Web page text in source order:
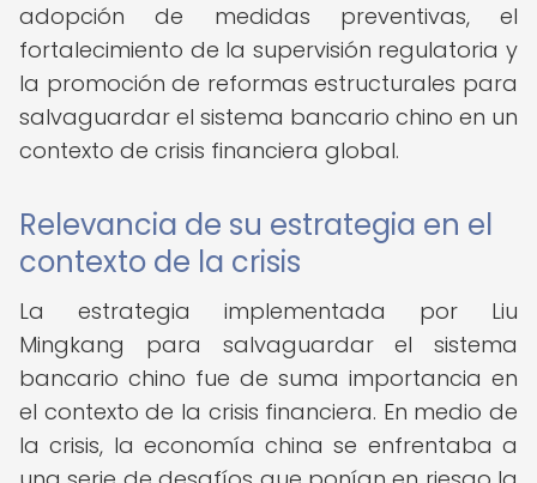
adopción de medidas preventivas, el
fortalecimiento de la supervisión regulatoria y
la promoción de reformas estructurales para
salvaguardar el sistema bancario chino en un
contexto de crisis financiera global.
Relevancia de su estrategia en el
contexto de la crisis
La estrategia implementada por Liu
Mingkang para salvaguardar el sistema
bancario chino fue de suma importancia en
el contexto de la crisis financiera. En medio de
la crisis, la economía china se enfrentaba a